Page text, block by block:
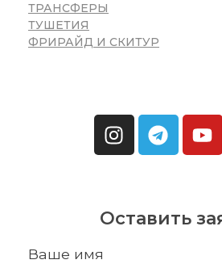
ТРАНСФЕРЫ
ТУШЕТИЯ
ФРИРАЙД И СКИТУР
Оставить
Ваше имя